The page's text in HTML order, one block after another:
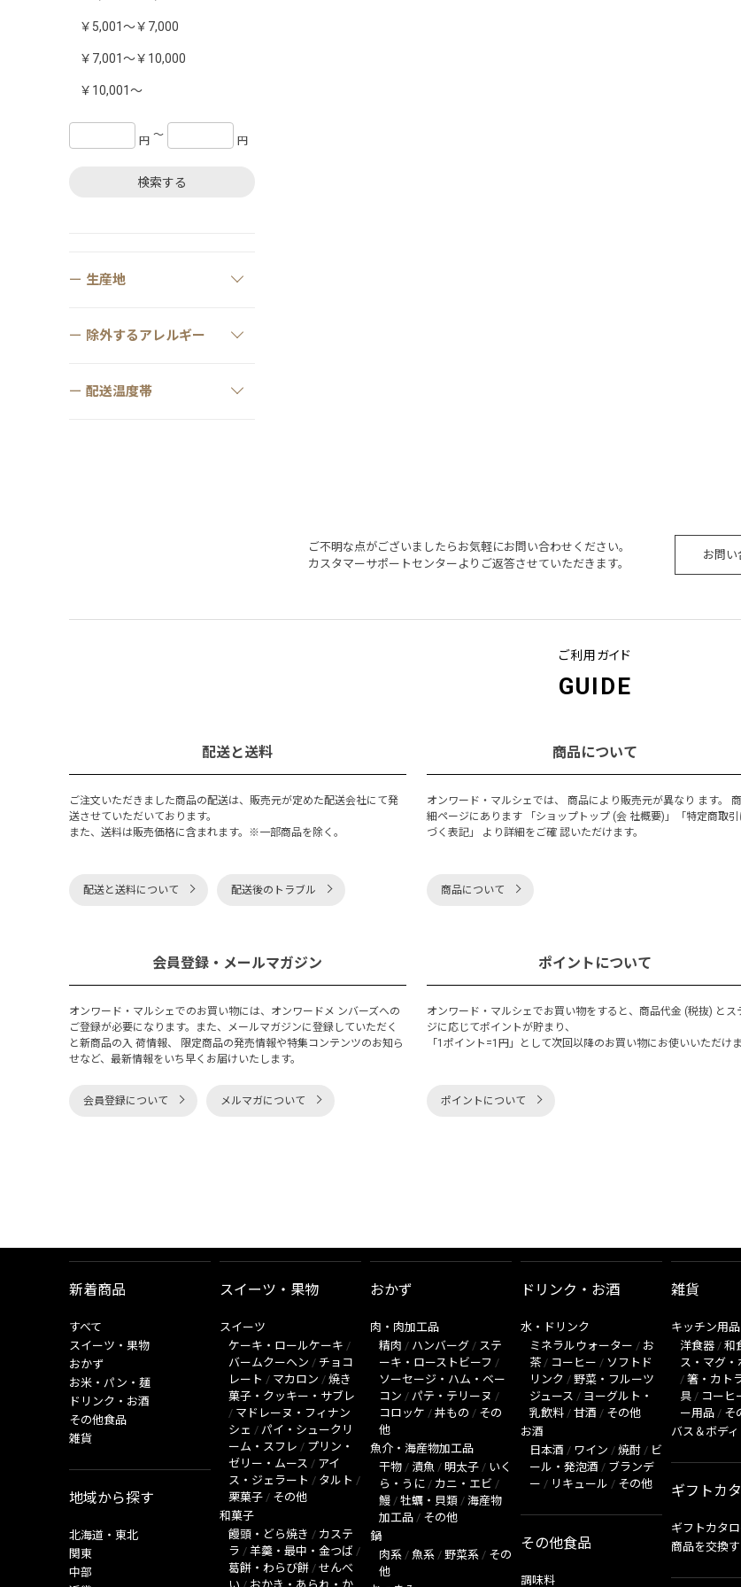
￥5,001～￥7,000
￥7,001～￥10,000
￥10,001～
円 〜 円
検索する
生産地
除外するアレルギー
配送温度帯
ご不明な点がございましたらお気軽にお問い合わせください。
カスタマーサポートセンターよりご返答させていただきます。
お問い
ご利用ガイド
GUIDE
配送と送料
ご注文いただきました商品の配送は、販売元が定めた配送会社にて発
送させていただいております。
また、送料は販売価格に含まれます。※一部商品を除く。
配送と送料について 配送後のトラブル
商品について
オンワード・マルシェでは、 商品により販売元が異なり ます。
細ページにあります 「ショップトップ (会 社概要)」「特定商取
づく表記」 より詳細をご確 認いただけます。
商品について
会員登録・メールマガジン
オンワード・マルシェでのお買い物には、オンワードメ ンバーズへの
ご登録が必要になります。また、メールマガジンに登録していただく
と新商品の入 荷情報、 限定商品の発売情報や特集コンテンツのお知ら
せなど、最新情報をいち早くお届けいたします。
会員登録について メルマガについて
ポイントについて
オンワード・マルシェでお買い物をすると、商品代金 (税抜) とス
ジに応じてポイントが貯まり、
「1ポイント=1円」として次回以降のお買い物にお使いいただけま
ポイントについて
新着商品
すべて
スイーツ・果物
おかず
お米・パン・麺
ドリンク・お酒
その他食品
雑貨
地域から探す
北海道・東北
関東
中部
スイーツ・果物
スイーツ
ケーキ・ロールケーキ /
バームクーヘン / チョコ
レート / マカロン / 焼き
菓子・クッキー・サブレ
/ マドレーヌ・フィナン
シェ / パイ・シュークリ
ーム・スフレ / プリン・
ゼリー・ムース / アイ
ス・ジェラート / タルト /
栗菓子 / その他
和菓子
饅頭・どら焼き / カステ
ラ / 羊羹・最中・金つば /
葛餅・わらび餅 / せんべ
おかず
肉・肉加工品
精肉 / ハンバーグ / ステ
ーキ・ローストビーフ /
ソーセージ・ハム・ベー
コン / パテ・テリーヌ /
コロッケ / 丼もの / その
他
魚介・海産物加工品
干物 / 漬魚 / 明太子 / いく
ら・うに / カニ・エビ /
鰻 / 牡蠣・貝類 / 海産物
加工品 / その他
鍋
肉系 / 魚系 / 野菜系 / その
他
ドリンク・お酒
水・ドリンク
ミネラルウォーター / お
茶 / コーヒー / ソフトド
リンク / 野菜・フルーツ
ジュース / ヨーグルト・
乳飲料 / 甘酒 / その他
お酒
日本酒 / ワイン / 焼酎 / ビ
ール・発泡酒 / ブランデ
ー / リキュール / その他
その他食品
調味料
雑貨
キッチン用品
洋食器 / 和
ス・マグ
/ 箸・カト
具 / コーヒ
ー用品 / そ
バス＆ボディ
ギフトカ
ギフトカタ
商品を交換す